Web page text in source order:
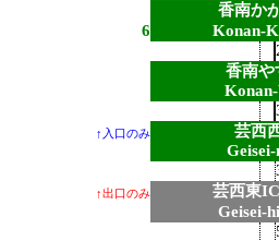
香南か
6
Konan-
香南や
Konan-
↑入口のみ 芸西
↑出口のみ 芸西東
Geisei-